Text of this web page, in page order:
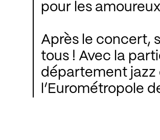
pour les
Après le concert,
tous ! Avec la
département jazz
l’Eurométropole